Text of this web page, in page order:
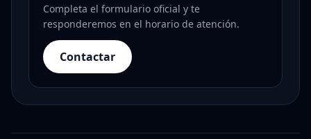
Completa el formulario oficial y te
responderemos en el horario de atención.
Contactar